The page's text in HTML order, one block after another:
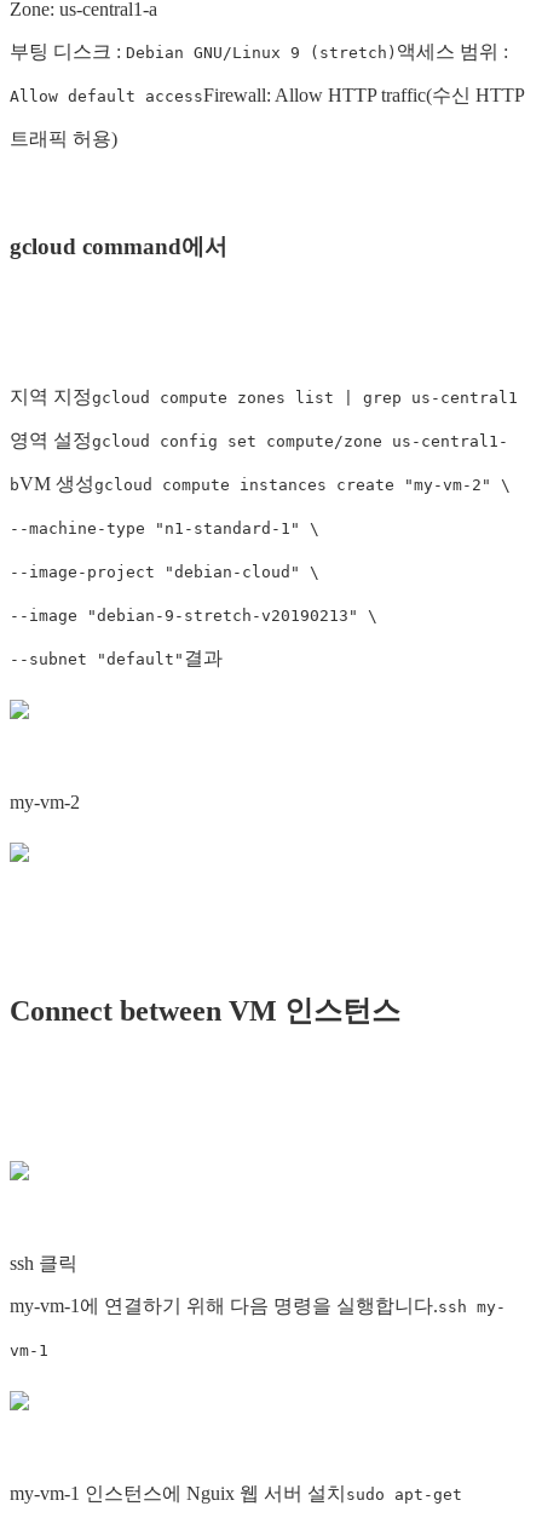
Zone: us-central1-a
부팅 디스크 : Debian GNU/Linux 9 (stretch) 액세스 범위 :
Allow default accessFirewall: Allow HTTP traffic(수신 HTTP
트래픽 허용)
gcloud command에서
지역 지정gcloud compute zones list | grep us-central1
영역 설정gcloud config set compute/zone us-central1-
bVM 생성gcloud compute instances create "my-vm-2" \
--machine-type "n1-standard-1" \
--image-project "debian-cloud" \
--image "debian-9-stretch-v20190213" \
--subnet "default" 결과
my-vm-2
Connect between VM 인스턴스
ssh 클릭
my-vm-1에 연결하기 위해 다음 명령을 실행합니다.ssh my-
vm-1
my-vm-1 인스턴스에 Nguix 웹 서버 설치 sudo apt-get